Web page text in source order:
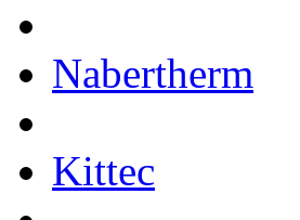
Nabertherm
Kittec